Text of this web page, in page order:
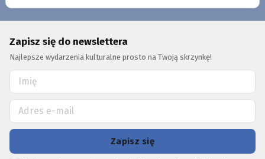
Zapisz się do newslettera
Najlepsze wydarzenia kulturalne prosto na Twoją skrzynkę!
Zapisz się